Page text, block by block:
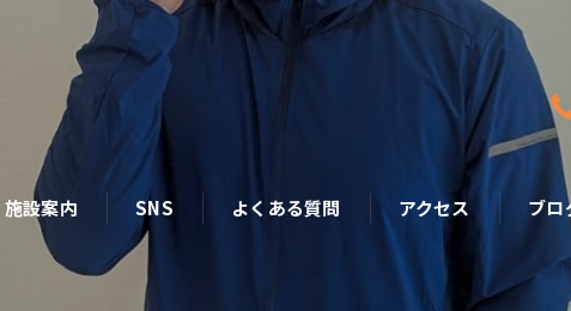
施設案内 SNS よくある質問 アクセス ブロ